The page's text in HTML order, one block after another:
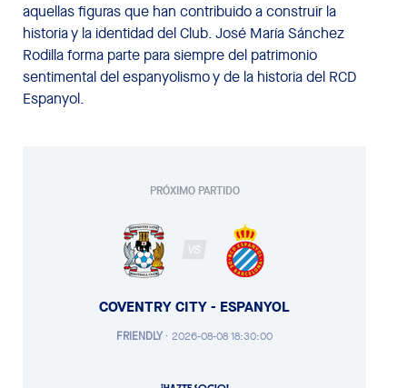
aquellas figuras que han contribuido a construir la
historia y la identidad del Club. José María Sánchez
Rodilla forma parte para siempre del patrimonio
sentimental del espanyolismo y de la historia del RCD
Espanyol.
PRÓXIMO PARTIDO
VS
COVENTRY CITY - ESPANYOL
FRIENDLY· 2026-08-08 18:30:00